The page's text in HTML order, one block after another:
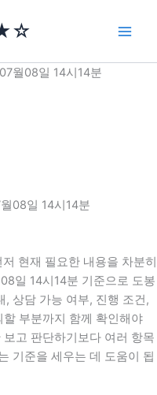
★☆
월08일 14시14분
08일 14시14분
현재 필요한 내용을 차분히
일 14시14분 기준으로 도봉
상담 가능 여부, 진행 조건,
부분까지 함께 확인해야
고 판단하기보다 여러 항목
기준을 세우는 데 도움이 됩